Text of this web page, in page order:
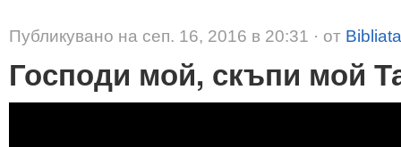
Публикувано на сеп. 16, 2016 в 20:31 · от
Господи мой, скъпи мой